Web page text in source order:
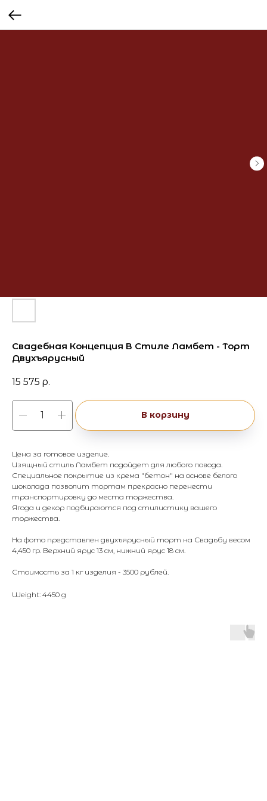
Свадебная Концепция В Стиле Ламбет - Торт
Двухъярусный
15 575 р.
В корзину
Цена за готовое изделие.
Изящный стиль Ламбет подойдет для любого повода.
Специальное покрытие из крема "бетон" на основе белого
шоколада позволит тортам прекрасно перенести
транспортировку до места торжества.
Ягода и декор подбираются под стилистику вашего
торжества.
На фото представлен двухъярусный торт на Свадьбу весом
4,450 гр. Верхний ярус 13 см, нижний ярус 18 см.
Стоимость за 1 кг изделия - 3500 рублей.
Weight: 4450 g